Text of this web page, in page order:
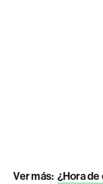
Ver más: ¿Hora